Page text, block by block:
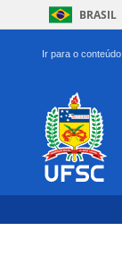
BRASIL
Ir para o conteúdo